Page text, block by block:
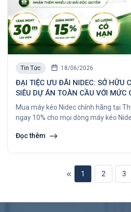
Tin Tức 18/06/2026
ĐẠI TIỆC ƯU ĐÃI NIDEC: SỞ HỮU
SIÊU DỰ ÁN TOÀN CẦU VỚI MỨC
Mua máy kéo Nidec chính hãng tại
ngay 10% cho mọi dòng máy kéo
Đọc thêm
1 2 3